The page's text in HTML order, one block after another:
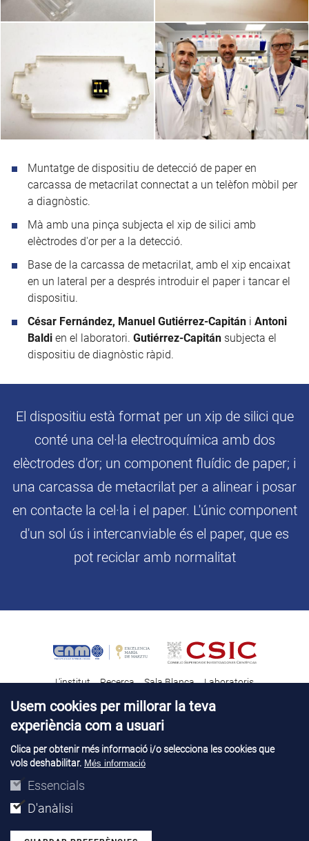
Muntatge de dispositiu de detecció de paper en
carcassa de metacrilat connectat a un telèfon mòbil per
a diagnòstic.
Mà amb una pinça subjecta el xip de silici amb
elèctrodes d'or per a la detecció.
Base de la carcassa de metacrilat, amb el xip encaixat
en un lateral per a després introduir el paper i tancar el
dispositiu.
César Fernández, Manuel Gutiérrez-Capitán i Antoni
Baldi en el laboratori. Gutiérrez-Capitán subjecta el
dispositiu de diagnòstic ràpid.
El dispositiu està format per un xip de silici que
conté una cel·la electroquímica amb dos
elèctrodes d'or; un component fluídic de paper; i
una carcassa de metacrilat per a alinear i posar
en contacte la cel·la i el paper. L'únic component
d'un sol ús i intercanviable és el paper, que es
pot reciclar amb normalitat
L'institut Recerca Sala Blanca
Laboratoris
Transferència tecnològica
Notícies & Divulgació
Contacte Talent
Avís legal Perfil del contractant
Usem cookies per millorar la teva
experiència com a usuari
Clica per obtenir més informació i/o selecciona les cookies que
vols deshabilitar. Més informació
Essencials
D'anàlisi